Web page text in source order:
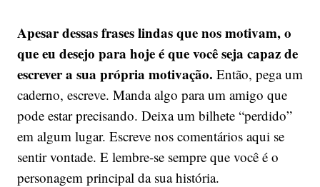
Apesar dessas frases lindas que nos motivam, o
que eu desejo para hoje é que você seja capaz de
escrever a sua própria motivação. Então, pega um
caderno, escreve. Manda algo para um amigo que
pode estar precisando. Deixa um bilhete “perdido”
em algum lugar. Escreve nos comentários aqui se
sentir vontade. E lembre-se sempre que você é o
personagem principal da sua história.